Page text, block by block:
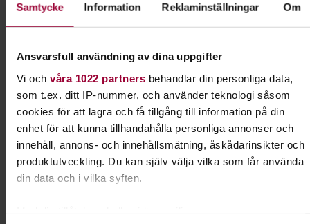
Samtycke Information Reklaminställningar Om
Ansvarsfull användning av dina uppgifter
Vi och våra 1022 partnersbehandlar din personliga data,
som t.ex. ditt IP-nummer, och använder teknologi såsom
cookies för att lagra och få tillgång till information på din
enhet för att kunna tillhandahålla personliga annonser och
innehåll, annons- och innehållsmätning, åskådarinsikter och
produktutveckling. Du kan själv välja vilka som får använda
din data och i vilka syften.
oss/anmalningsvillkor/
Bekräftelse - Har du inte fått bekräftelse på din anmälan
efter 8 dagar kontakta:kronobergslan@studieframjandet.se
Bra att veta - Vi tar in och godkänner alla anmälningar
manuellt. När det är gjort tickar antalet platser ner på
hemsidan, meninnandet är gjort så kan det se ut som att
det finns fler platser kvar i en kurs än vad det faktiskt gör. Vi